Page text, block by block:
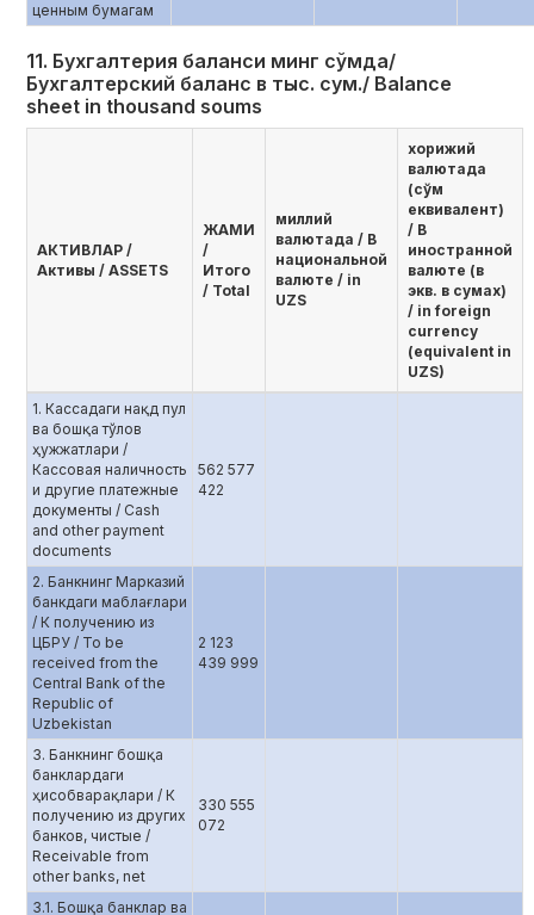
ценным бумагам
11. Бухгалтерия баланси минг сўмда/
Бухгалтерский баланс в тыс. сум./ Balance
sheet in thousand soums
AКТИВЛАР /
Активы / ASSETS
ЖАМИ
/
Итого
/ Total
миллий
валютада / В
национальной
валюте / in
UZS
хорижий
валютада
(сўм
еквивалент)
/ В
иностранной
валюте (в
экв. в сумах)
/ in foreign
currency
(equivalent in
UZS)
1. Кассадаги нақд пул
ва бошқа тўлов
ҳужжатлари /
Кассовая наличность
и другие платежные
документы / Cash
and other payment
documents
562 577
422
2. Банкнинг Марказий
банкдаги маблағлари
/ К получению из
ЦБРУ / To be
received from the
Central Bank of the
Republic of
Uzbekistan
2 123
439 999
3. Банкнинг бошқа
банклардаги
ҳисобварақлари / К
получению из других
банков, чистые /
Receivable from
other banks, net
330 555
072
3.1. Бошқа банклар ва